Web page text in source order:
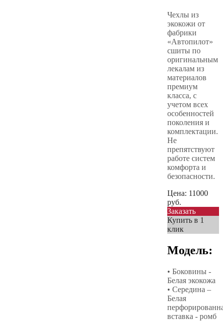
Чехлы из
экокожи от
фабрики
«Автопилот»
сшиты по
оригинальным
лекалам из
материалов
премиум
класса, с
учетом всех
особенностей
поколения и
комплектации.
Не
препятствуют
работе систем
комфорта и
безопасности.
Цена: 11000
руб.
Заказать
Купить в 1
клик
Модель:
• Боковины -
Белая экокожа
• Середина –
Белая
вставка - ромб